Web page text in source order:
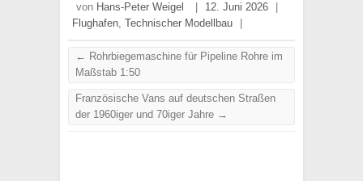
von Hans-Peter Weigel 12. Juni 2026
Flughafen, Technischer Modellbau
← Rohrbiegemaschine für Pipeline Rohre im
Maßstab 1:50
Französische Vans auf deutschen Straßen
der 1960iger und 70iger Jahre →